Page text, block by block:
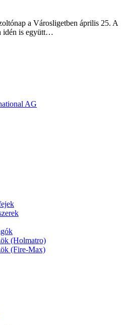
a Városligetben április 25. A
idén is együtt…
AG
(Holmatro)
(Fire-Max)